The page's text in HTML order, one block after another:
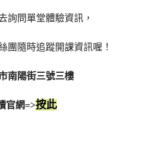
詢問單堂體驗資訊，
團隨時追蹤開課資訊喔！
南陽街三號三樓
官網=>按此